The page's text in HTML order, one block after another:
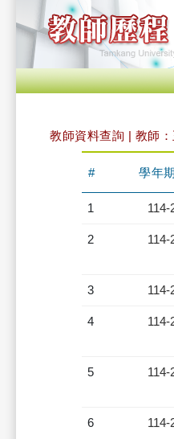
教師資料查詢 | 教師
# 學年期
1 114-
2 114-
3 114-
4 114-
5 114-
6 114-